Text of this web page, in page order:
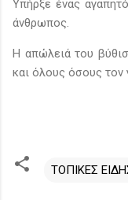
Υπήρξε ένας
άνθρωπος.
Η απώλειά του
και όλους όσους τον
ΤΟΠΙΚΕΣ